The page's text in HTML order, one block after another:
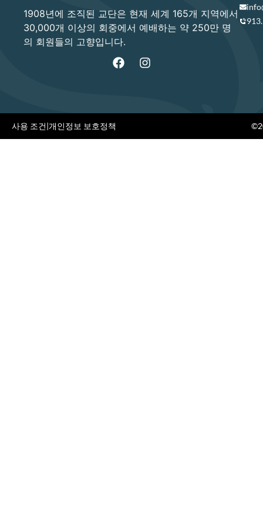
1908년에 조직된 교단은 현재 세계 165개 지역에서
30,000개 이상의 회중에서 예배하는 약 250만 명
의 회원들의 고향입니다.
사용 조건|개인정보 보호정책